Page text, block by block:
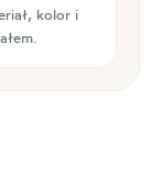
kolor i